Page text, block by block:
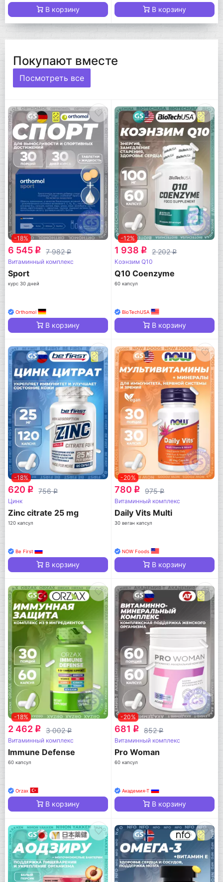
В корзину В корзину
Покупают вместе
Посмотреть все
-18%
6 545 q 7 982q
Витаминный комплекс
Sport
курс 30 дней
Orthomol
В корзину
-12%
1 938 q 2 202q
Коэнзим Q10
Q10 Coenzyme
60 капсул
BioTechUSA
В корзину
-18%
620 q 756q
Цинк
Zinc citrate 25 mg
120 капсул
Be First
В корзину
-20%
780 q 975q
Витаминный комплекс
Daily Vits Multi
30 веган капсул
NOW Foods
В корзину
-18%
2 462 q 3 002q
Витаминный комплекс
Immune Defense
60 капсул
Orzax
В корзину
-20%
681 q 852q
Витаминный комплекс
Pro Woman
60 капсул
Академия-Т
В корзину